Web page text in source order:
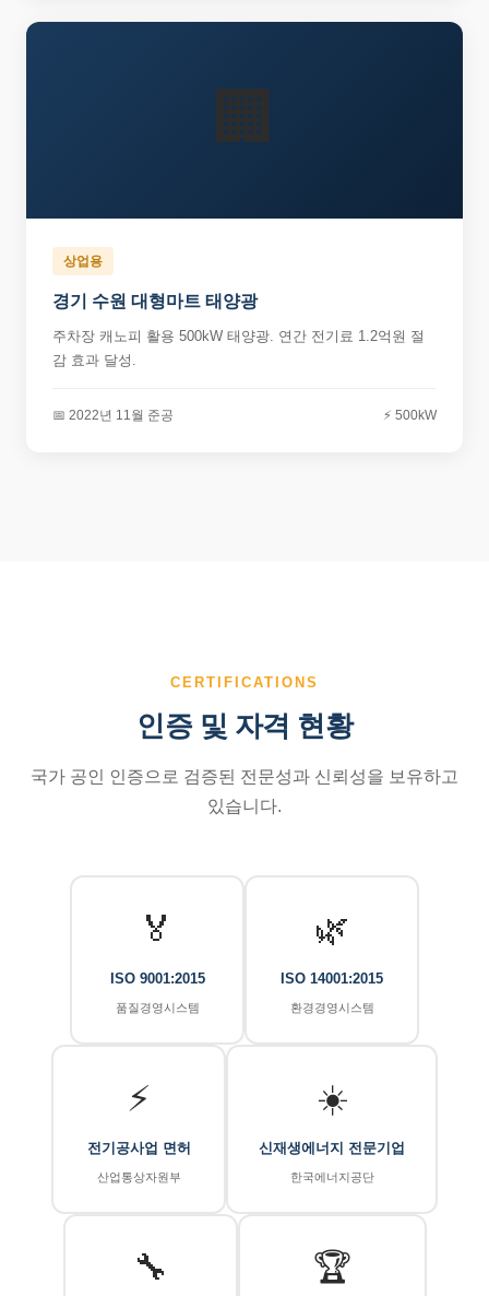
🏢
상업용
경기 수원 대형마트 태양광
주차장 캐노피 활용 500kW 태양광. 연간 전기료 1.2억원 절
감 효과 달성.
📅 2022년 11월 준공 ⚡ 500kW
CERTIFICATIONS
인증 및 자격 현황
국가 공인 인증으로 검증된 전문성과 신뢰성을 보유하고
있습니다.
🏅
ISO 9001:2015
품질경영시스템
🌿
ISO 14001:2015
환경경영시스템
⚡
전기공사업 면허
산업통상자원부
☀️
신재생에너지 전문기업
한국에너지공단
🔧 🏆